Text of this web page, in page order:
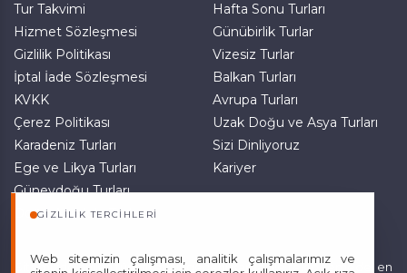
GIZLILIK TERCIHLERI
Web sitemizin çalışması, analitik çalışmalarımız ve
Tercihleri Kaydet
Tur Takvimi
Hizmet Sözleşmesi
Gizlilik Politikası
İptal İade Sözleşmesi
KVKK
Çerez Politikası
Karadeniz Turları
Ege ve Likya Turları
Güneydoğu Turları
Doğu Anadolu Turları
Hafta Sonu Turları
Günübirlik Turlar
Vizesiz Turlar
Balkan Turları
Avrupa Turları
Uzak Doğu ve Asya Turları
Sizi Dinliyoruz
Kariyer
Sitemizde anılan tüm fiyatlar, geçerli kartlar ile tek ödemede, en